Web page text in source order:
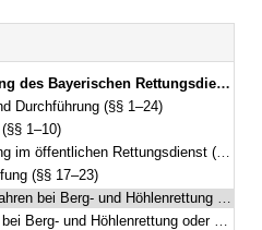
Vom 30. November 2010 (GVBl. S. 786) BayRS 215-5-1-5-I (§§ 1–41)
Durchführung (§§ 1–24)
1–10)
Rettungsdienst (§§ 11–16)
(§§ 17–23)
und Höhlenrettung oder Wasserrettung (§ 24)
und Höhlenrettung oder Wasserrettung